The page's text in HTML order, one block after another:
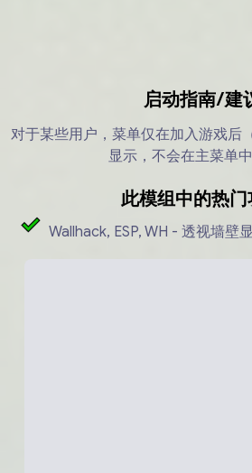
启动指南/建
对于某些用户，菜单仅在加入游戏后
显示，不会在主菜单
此模组中的热门
Wallhack, ESP, WH - 透视墙壁